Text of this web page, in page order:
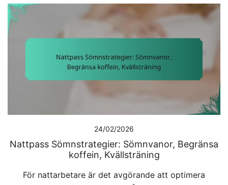
24/02/2026
Nattpass Sömnstrategier: Sömnvanor, Begränsa
koffein, Kvällsträning
För nattarbetare är det avgörande att optimera